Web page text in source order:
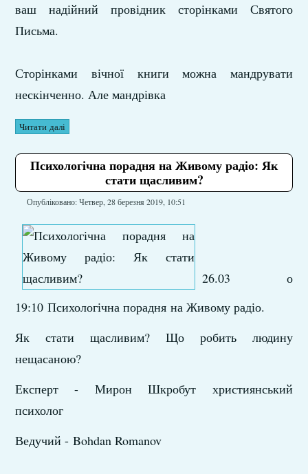
ваш надійний провідник сторінками Святого
Письма.
Сторінками вічної книги можна мандрувати
нескінченно. Але мандрівка
Читати далі
Психологічна порадня на Живому радіо: Як
стати щасливим?
Опубліковано: Четвер, 28 березня 2019, 10:51
26.03 о
19:10 Психологічна порадня на Живому радіо.
Як стати щасливим? Що робить людину
нещасаною?
Експерт - Мирон Шкробут християнський
психолог
Ведучий - Bohdan Romanov